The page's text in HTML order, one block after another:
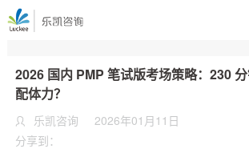
2026 国内 PMP 笔试版考场策略：230
配体力？
乐凯咨询
2026年01月11日
分享到：